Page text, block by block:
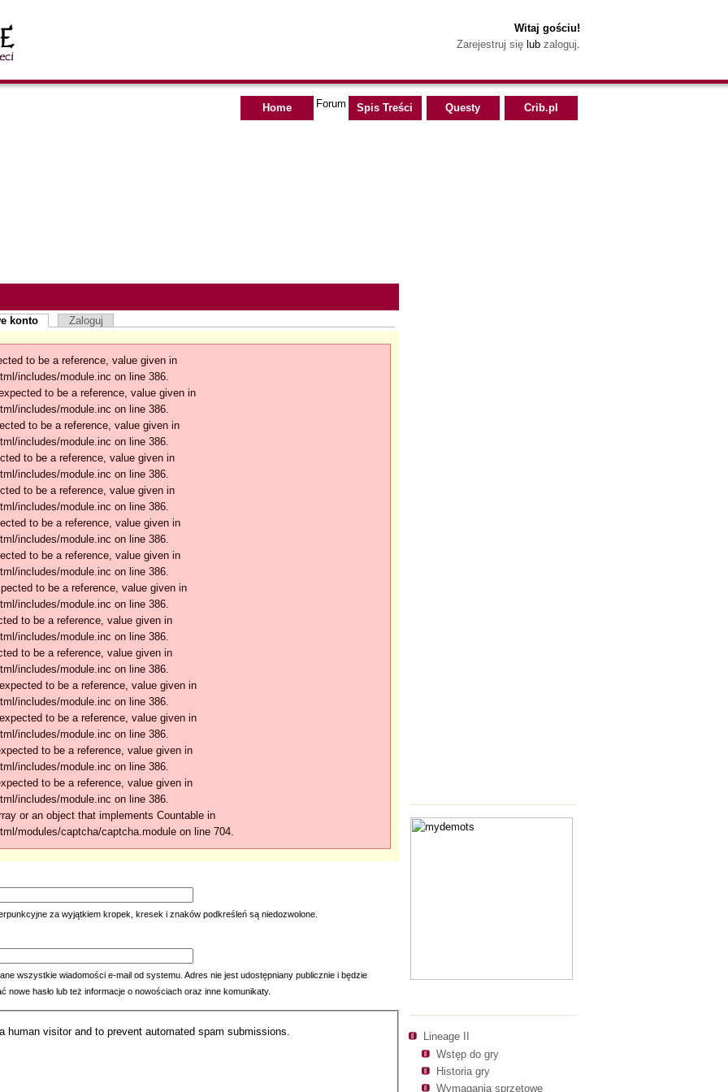
Witaj gościu!
Zarejestruj sięlub zaloguj.
Home Forum Spis Treści Questy Crib.pl
konto Zaloguj
to be a reference, value given in
includes/module.inc on line 386.
to be a reference, value given in
includes/module.inc on line 386.
to be a reference, value given in
includes/module.inc on line 386.
to be a reference, value given in
includes/module.inc on line 386.
to be a reference, value given in
includes/module.inc on line 386.
to be a reference, value given in
includes/module.inc on line 386.
to be a reference, value given in
includes/module.inc on line 386.
to be a reference, value given in
includes/module.inc on line 386.
to be a reference, value given in
includes/module.inc on line 386.
to be a reference, value given in
includes/module.inc on line 386.
to be a reference, value given in
includes/module.inc on line 386.
to be a reference, value given in
includes/module.inc on line 386.
to be a reference, value given in
includes/module.inc on line 386.
to be a reference, value given in
includes/module.inc on line 386.
or an object that implements Countable in
modules/captcha/captcha.module on line 704.
za wyjątkiem kropek, kresek i znaków podkreśleń są niedozwolone.
wszystkie wiadomości e-mail od systemu. Adres nie jest udostępniany publicznie i będzie
hasło lub też informacje o nowościach oraz inne komunikaty.
visitor and to prevent automated spam submissions.
Lineage II
Wstęp do gry
Historia gry
Wymagania sprzętowe